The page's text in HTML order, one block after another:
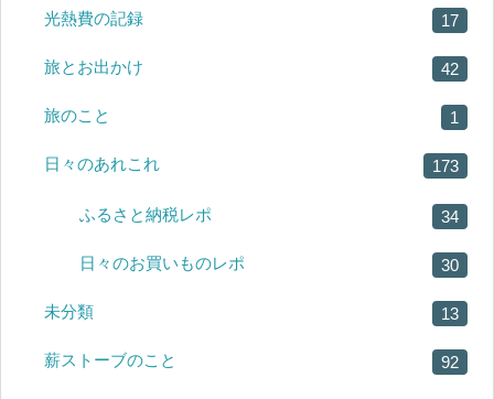
光熱費の記録 17
旅とお出かけ 42
旅のこと 1
日々のあれこれ 173
ふるさと納税レポ 34
日々のお買いものレポ 30
未分類 13
薪ストーブのこと 92